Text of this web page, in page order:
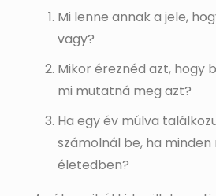
Mi lenne annak a jele,
vagy?
Mikor éreznéd azt, hogy
mi mutatná meg azt?
Ha egy év múlva
számolnál be, ha
életedben?